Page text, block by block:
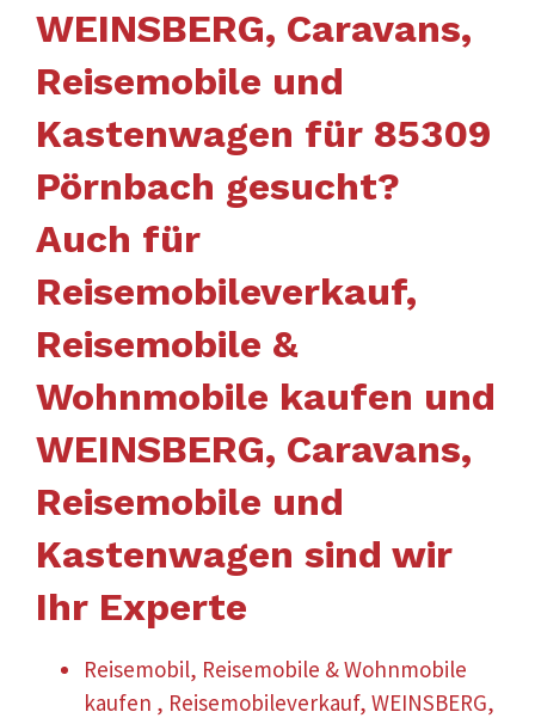
WEINSBERG, Caravans,
Reisemobile und
Kastenwagen für 85309
Pörnbach gesucht?
Auch für
Reisemobileverkauf,
Reisemobile &
Wohnmobile kaufen und
WEINSBERG, Caravans,
Reisemobile und
Kastenwagen sind wir
Ihr Experte
Reisemobil, Reisemobile & Wohnmobile
kaufen , Reisemobileverkauf, WEINSBERG,